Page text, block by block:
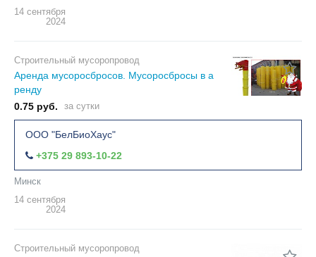
14 сентября
2024
Строительный мусоропровод
Аренда мусоросбросов. Мусоросбросы в а
ренду
0.75 руб.
за сутки
ООО "БелБиоХаус"
+375 29 893-10-22
Минск
14 сентября
2024
Строительный мусоропровод